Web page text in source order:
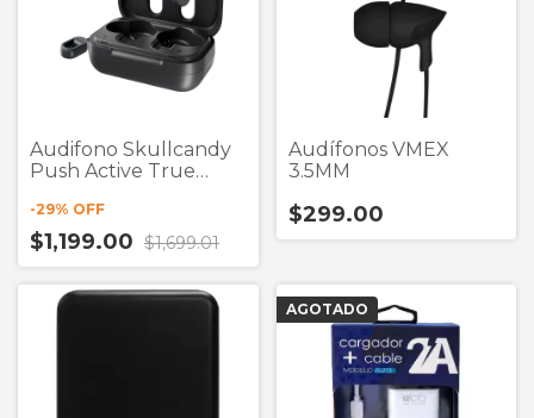
Audifono Skullcandy
Push Active True
-29% OFF
$1,199.00 $1,699.01
Audífonos VMEX
3.5MM
$299.00
AGOTADO